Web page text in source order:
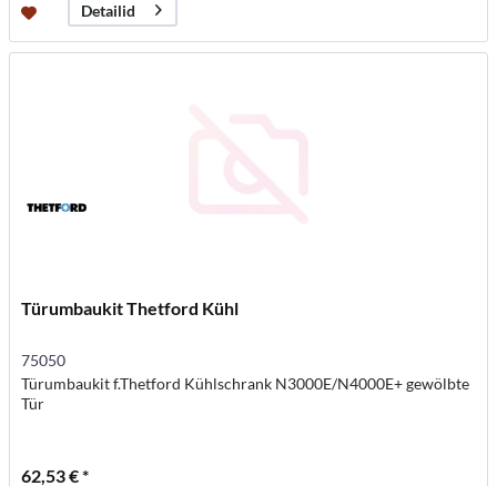
Detailid
Türumbaukit Thetford Kühl
75050
Türumbaukit f.Thetford Kühlschrank N3000E/N4000E+ gewölbte
Tür
62,53 € *